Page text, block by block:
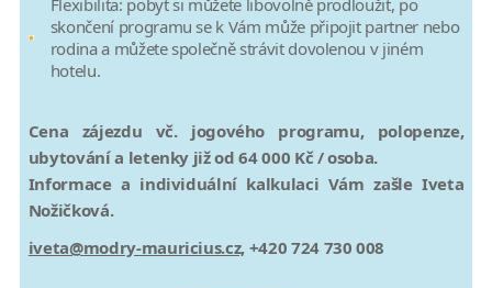
Flexibilita: pobyt si můžete libovolně prodloužit, po
skončení programu se k Vám může připojit partner nebo
rodina a můžete společně strávit dovolenou v jiném
hotelu.
Cena zájezdu vč. jogového programu, polopenze,
ubytování a letenky již od 64 000 Kč / osoba.
Informace a individuální kalkulaci Vám zašle Iveta
Nožičková.
iveta@modry-mauricius.cz, +420 724 730 008